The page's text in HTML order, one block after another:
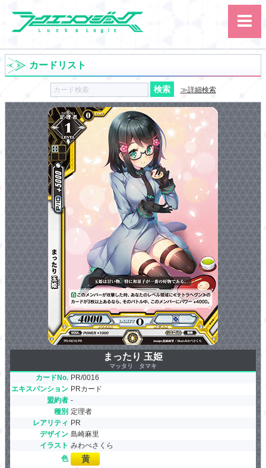
サイト内検索
カード ルール
講習会
その他
カードリスト
≫詳細検索
まったり 玉姫
マッタリ タマキ
カードNo. PR/0016
エキスパンション PRカード
盟約者 -
種別 定理者
レアリティ PR
デザイン 島崎麻里
イラスト みわべさくら
色